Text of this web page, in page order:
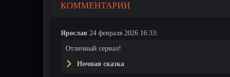
КОММЕНТАРИИ
Ярослав 24 февраля 2026 16:33:
Отличный сериал!
Ночная сказка